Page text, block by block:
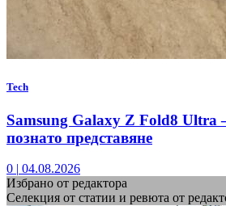
Tech
Samsung Galaxy Z Fold8 Ultra
познато представяне
0
04.08.2026
Избрано от редактора
Селекция от статии и ревюта от